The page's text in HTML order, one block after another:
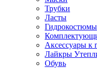
Трубки
Ласты
Гидрокостюмы
Аксессуары к
Лайкры
Обувь